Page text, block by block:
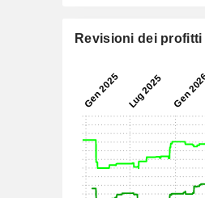
Revisioni dei profitti